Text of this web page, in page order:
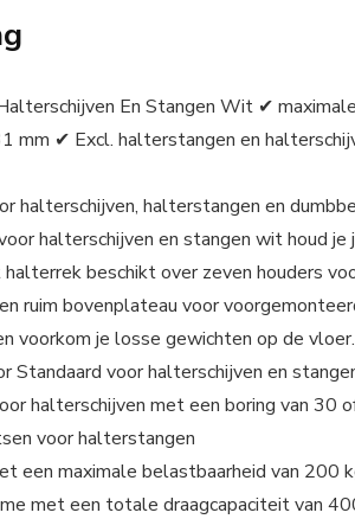
En Stangen Wit ✔
mm ✔ Excl. halterstangen en
halterschijven, halterstangen en
halterschijven en stangen wit houd
beschikt over zeven houders
ruim bovenplateau voor
voorkom je losse gewichten op de vloer.
Standaard voor halterschijven en
halterschijven met een boring van 30
voor halterstangen
een maximale belastbaarheid van 200
met een totale draagcapaciteit van